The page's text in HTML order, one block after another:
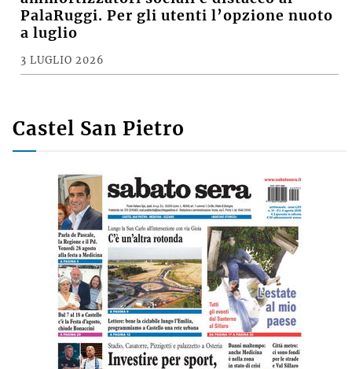
PalaRuggi. Per gli utenti l’opzione nuoto
a luglio
3 LUGLIO 2026
Castel San Pietro